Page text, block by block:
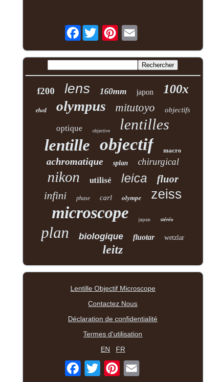
Facebook
f200 lens 160mm japon 100x
elwd olympus mitutoyo objectifs
optique objective lentilles
lentille objectif macro
achromatique splan chirurgical
nikon utilisé leica fluor
infini phase carl olympe zeiss
microscope japan stéréo
plan biologique fluotar wetzlar
leitz
Lentille Objectif Microscope
Contactez Nous
Déclaration de confidentialité
Termes d'utilisation
EN
FR